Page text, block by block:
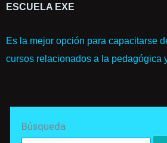
ESCUELA EXE
Es la mejor opción para capacitarse
cursos relacionados a la pedagógica
Búsqueda
for: